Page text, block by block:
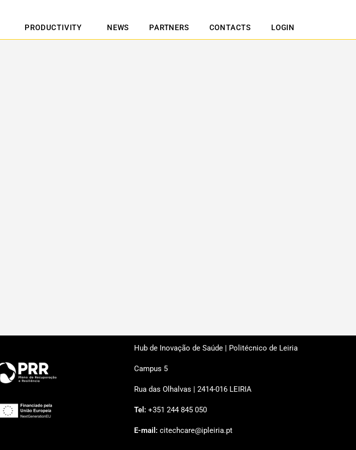
PRODUCTIVITY NEWS PARTNERS CONTACTS LOGIN
Hub de Inovação de Saúde | Politécnico de Leiria
Campus 5
Rua das Olhalvas | 2414-016 LEIRIA
Tel: +351 244 845 050
E-mail: citechcare@ipleiria.pt